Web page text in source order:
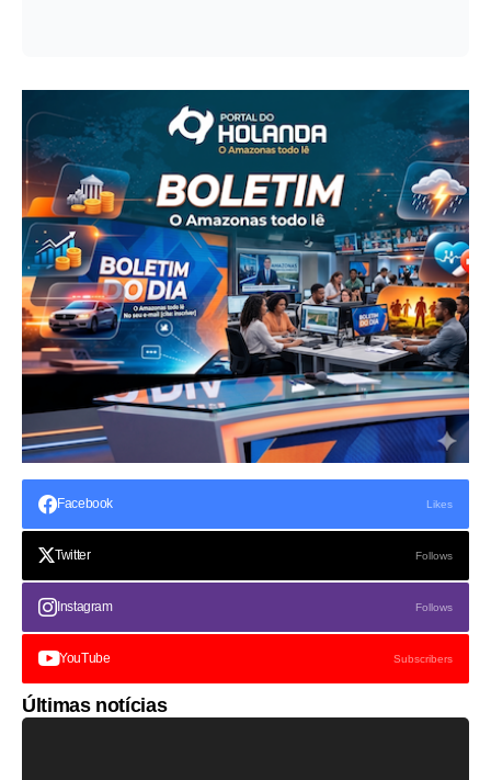
Facebook Likes
Twitter Follows
Instagram Follows
YouTube Subscribers
Últimas notícias